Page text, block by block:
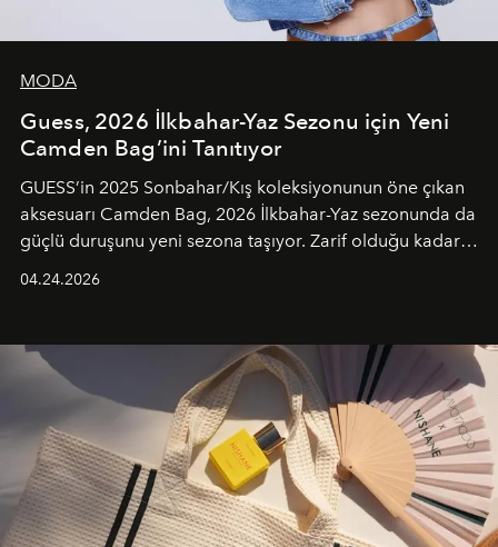
MODA
Guess, 2026 İlkbahar-Yaz Sezonu için Yeni
Camden Bag’ini Tanıtıyor
GUESS’in 2025 Sonbahar/Kış koleksiyonunun öne çıkan
aksesuarı Camden Bag, 2026 İlkbahar-Yaz sezonunda da
güçlü duruşunu yeni sezona taşıyor. Zarif olduğu kadar
04.24.2026